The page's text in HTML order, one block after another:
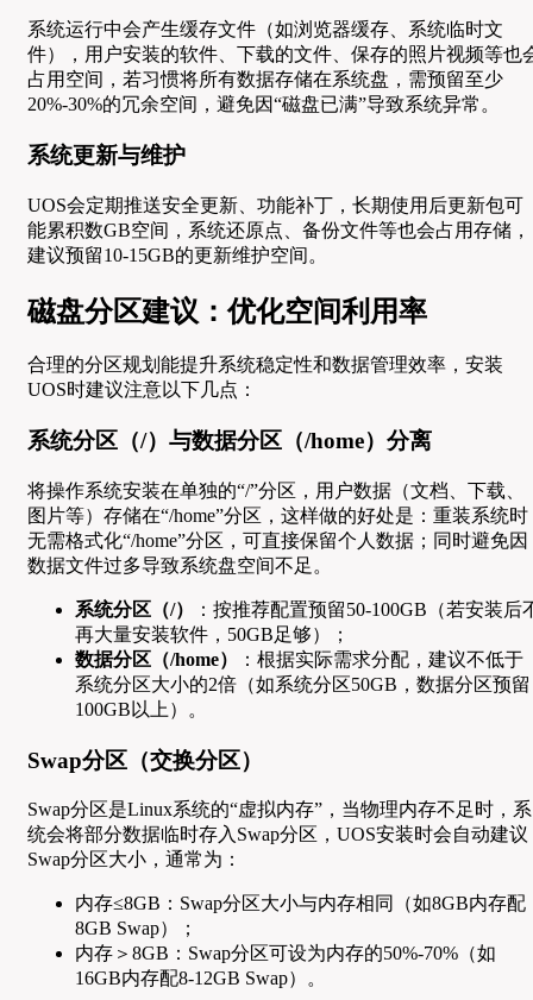
系统运行中会产生缓存文件（如浏览器缓存、系统临时文
件），用户安装的软件、下载的文件、保存的照片视频等也
占用空间，若习惯将所有数据存储在系统盘，需预留至少
20%-30%的冗余空间，避免因“磁盘已满”导致系统异常。
系统更新与维护
UOS会定期推送安全更新、功能补丁，长期使用后更新包可
能累积数GB空间，系统还原点、备份文件等也会占用存储，
建议预留10-15GB的更新维护空间。
磁盘分区建议：优化空间利用率
合理的分区规划能提升系统稳定性和数据管理效率，安装
UOS时建议注意以下几点：
系统分区（/）与数据分区（/home）分离
将操作系统安装在单独的“/”分区，用户数据（文档、下载、
图片等）存储在“/home”分区，这样做的好处是：重装系统时
无需格式化“/home”分区，可直接保留个人数据；同时避免因
数据文件过多导致系统盘空间不足。
系统分区（/）
：按推荐配置预留50-100GB（若安装后
再大量安装软件，50GB足够）；
数据分区（/home）
：根据实际需求分配，建议不低于
系统分区大小的2倍（如系统分区50GB，数据分区预留
100GB以上）。
Swap分区（交换分区）
Swap分区是Linux系统的“虚拟内存”，当物理内存不足时，系
统会将部分数据临时存入Swap分区，UOS安装时会自动建议
Swap分区大小，通常为：
内存≤8GB：Swap分区大小与内存相同（如8GB内存配
8GB Swap）；
内存＞8GB：Swap分区可设为内存的50%-70%（如
16GB内存配8-12GB Swap）。